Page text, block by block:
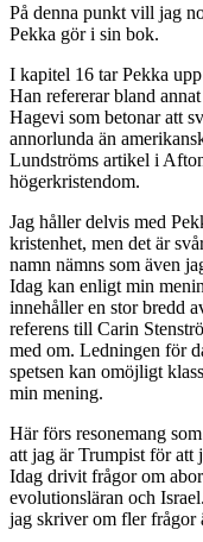
På denna punkt vill jag
Pekka gör i sin bok.
I kapitel 16 tar Pekka
Han refererar bland
Hagevi som betonar att
annorlunda än
Lundströms artikel i
högerkristendom.
Jag håller delvis med
kristenhet, men det är
namn nämns som även
Idag kan enligt min
innehåller en stor bredd
referens till Carin
med om. Ledningen för
spetsen kan omöjligt
min mening.
Här förs resonemang
att jag är Trumpist för att
Idag drivit frågor om
evolutionsläran och
jag skriver om fler frågor